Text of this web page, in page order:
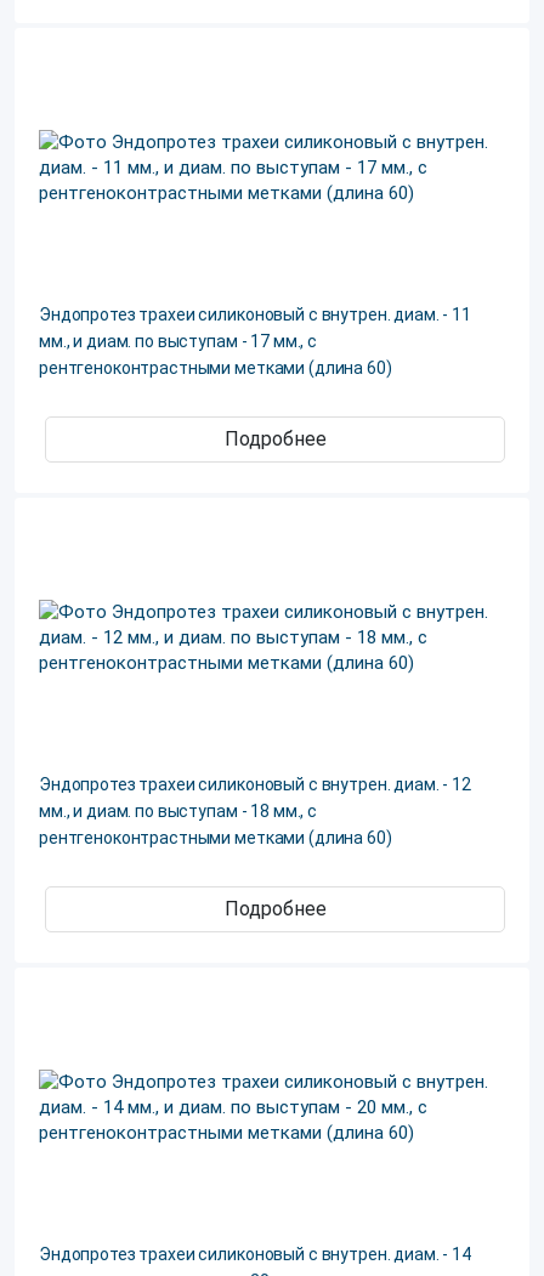
Эндопротез трахеи силиконовый с внутрен. диам. - 11
мм., и диам. по выступам - 17 мм., с
рентгеноконтрастными метками (длина 60)
Подробнее
Эндопротез трахеи силиконовый с внутрен. диам. - 12
мм., и диам. по выступам - 18 мм., с
рентгеноконтрастными метками (длина 60)
Подробнее
Эндопротез трахеи силиконовый с внутрен. диам. - 14